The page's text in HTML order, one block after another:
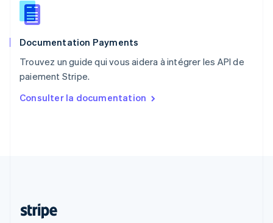
Documentation Payments
Trouvez un guide qui vous aidera à intégrer les API de
paiement Stripe.
Consulter la documentation
English
Roumanie
Royaume-Uni
Singapour
English 简体中文
English